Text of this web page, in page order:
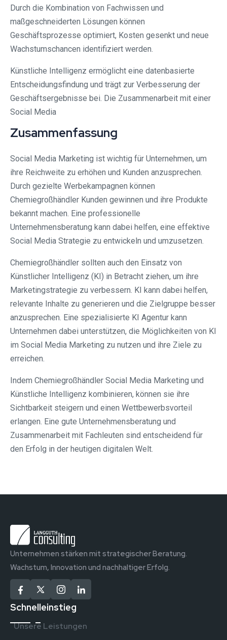
Durch die Kombination von Fachwissen und
maßgeschneiderten Lösungen können
Geschäftsprozesse optimiert, Kosten gesenkt und neue
Wachstumschancen identifiziert werden.
Künstliche Intelligenz ermöglicht eine datenbasierte
Entscheidungsfindung und trägt zur Verbesserung der
Geschäftsergebnisse bei. Die Zusammenarbeit mit einer
Social Media
Zusammenfassung
Social Media Marketing ist wichtig für Unternehmen, um
ihre Reichweite zu erhöhen und Kunden anzusprechen.
Durch gezielte Werbekampagnen können
Chemiegroßhändler Kunden gewinnen und ihre Produkte
bekannt machen. Eine professionelle
Unternehmensberatung kann dabei helfen, eine effektive
Social Media Strategie zu entwickeln und umzusetzen.
Chemiegroßhändler sollten auch den Einsatz von
Künstlicher Intelligenz (KI) in Betracht ziehen, um ihre
Marketingstrategie zu verbessern. KI kann dabei helfen,
relevante Inhalte zu generieren und die Zielgruppe besser
anzusprechen. Eine spezialisierte KI Agentur kann
Unternehmen dabei unterstützen, die Möglichkeiten von KI
im Social Media Marketing zu nutzen und ihre Ziele zu
erreichen.
Indem Chemiegroßhändler Social Media Marketing und
Künstliche Intelligenz kombinieren, können sie ihre
Sichtbarkeit steigern und einen Wettbewerbsvorteil
erlangen. Eine gute Unternehmensberatung und
Zusammenarbeit mit Fachleuten sind entscheidend für
den Erfolg in der heutigen digitalen Welt.
Unternehmen stärken mit strategischer Beratung.
Wachstum, Innovation und nachhaltiger Erfolg.
Schnelleinstieg
Unsere Leistungen